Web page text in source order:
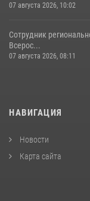
07 августа 2026, 10:02
Сотрудник
Всерос...
07 августа 2026, 08:11
НАВИГАЦИЯ
Новости
Карта сайта